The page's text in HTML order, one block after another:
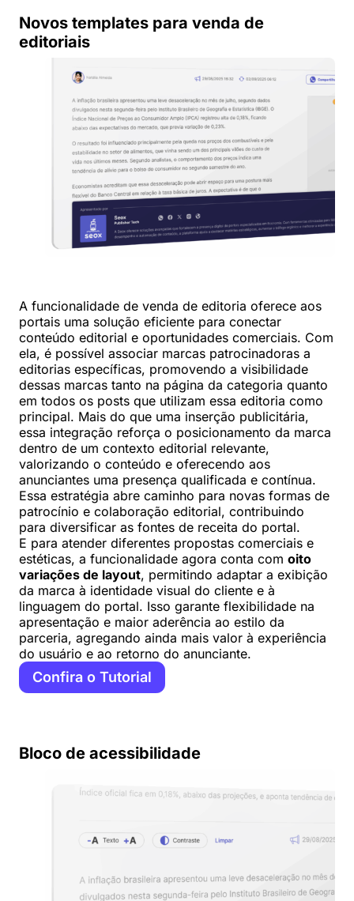
Novos templates para venda de
editoriais
A funcionalidade de venda de editoria oferece aos
portais uma solução eficiente para conectar
conteúdo editorial e oportunidades comerciais. Com
ela, é possível associar marcas patrocinadoras a
editorias específicas, promovendo a visibilidade
dessas marcas tanto na página da categoria quanto
em todos os posts que utilizam essa editoria como
principal. Mais do que uma inserção publicitária,
essa integração reforça o posicionamento da marca
dentro de um contexto editorial relevante,
valorizando o conteúdo e oferecendo aos
anunciantes uma presença qualificada e contínua.
Essa estratégia abre caminho para novas formas de
patrocínio e colaboração editorial, contribuindo
para diversificar as fontes de receita do portal.
E para atender diferentes propostas comerciais e
estéticas, a funcionalidade agora conta com oito
variações de layout, permitindo adaptar a exibição
da marca à identidade visual do cliente e à
linguagem do portal. Isso garante flexibilidade na
apresentação e maior aderência ao estilo da
parceria, agregando ainda mais valor à experiência
do usuário e ao retorno do anunciante.
Confira o Tutorial
Bloco de acessibilidade